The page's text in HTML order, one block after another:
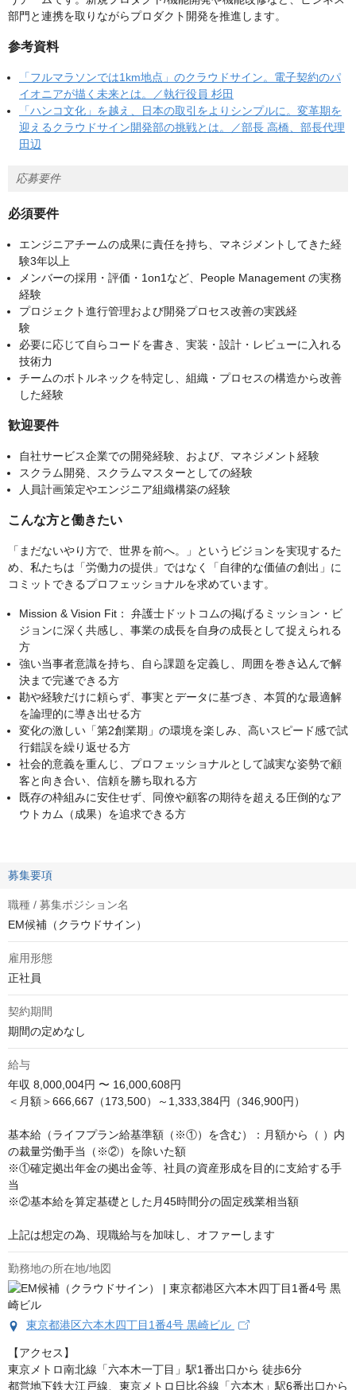
部門と連携を取りながらプロダクト開発を推進します。
参考資料
「フルマラソンでは1km地点」のクラウドサイン。電子契約のパ
イオニアが描く未来とは。／執行役員 杉田
「ハンコ文化」を越え、日本の取引をよりシンプルに。変革期を
迎えるクラウドサイン開発部の挑戦とは。／部長 高橋、部長代理
田辺
応募要件
必須要件
エンジニアチームの成果に責任を持ち、マネジメントしてきた経
験3年以上
メンバーの採用・評価・1on1など、People Management の実務
経験
プロジェクト進行管理および開発プロセス改善の実践経
験
必要に応じて自らコードを書き、実装・設計・レビューに入れる
技術力
チームのボトルネックを特定し、組織・プロセスの構造から改善
した経験
歓迎要件
自社サービス企業での開発経験、および、マネジメント経験
スクラム開発、スクラムマスターとしての経験
人員計画策定やエンジニア組織構築の経験
こんな方と働きたい
「まだないやり方で、世界を前へ。」というビジョンを実現するた
め、私たちは「労働力の提供」ではなく「自律的な価値の創出」に
コミットできるプロフェッショナルを求めています。
Mission & Vision Fit： 弁護士ドットコムの掲げるミッション・ビ
ジョンに深く共感し、事業の成長を自身の成長として捉えられる
方
強い当事者意識を持ち、自ら課題を定義し、周囲を巻き込んで解
決まで完遂できる方
勘や経験だけに頼らず、事実とデータに基づき、本質的な最適解
を論理的に導き出せる方
変化の激しい「第2創業期」の環境を楽しみ、高いスピード感で試
行錯誤を繰り返せる方
社会的意義を重んじ、プロフェッショナルとして誠実な姿勢で顧
客と向き合い、信頼を勝ち取れる方
既存の枠組みに安住せず、同僚や顧客の期待を超える圧倒的なア
ウトカム（成果）を追求できる方
募集要項
職種 / 募集ポジション名
EM候補（クラウドサイン）
雇用形態
正社員
契約期間
期間の定めなし
給与
年収 8,000,004円 〜 16,000,608円
＜月額＞666,667（173,500）～1,333,384円（346,900円）
基本給（ライフプラン給基準額（※①）を含む）：月額から（ ）内
の裁量労働手当（※②）を除いた額
※①確定拠出年金の拠出金等、社員の資産形成を目的に支給する手
当
※②基本給を算定基礎とした月45時間分の固定残業相当額
上記は想定の為、現職給与を加味し、オファーします
勤務地の所在地/地図
東京都港区六本木四丁目1番4号 黒崎ビル
【アクセス】
東京メトロ南北線「六本木一丁目」駅1番出口から 徒歩6分
都営地下鉄大江戸線、東京メトロ日比谷線「六本木」駅6番出口から